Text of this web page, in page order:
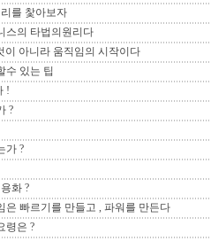
를 찿아보자
스의 타법의원리다
이 아니라 움직임의 시작이다
수 있는 팁
!
?
가 ?
화 ?
은 빠르기를 만들고 , 파워를 만든다
령은 ?